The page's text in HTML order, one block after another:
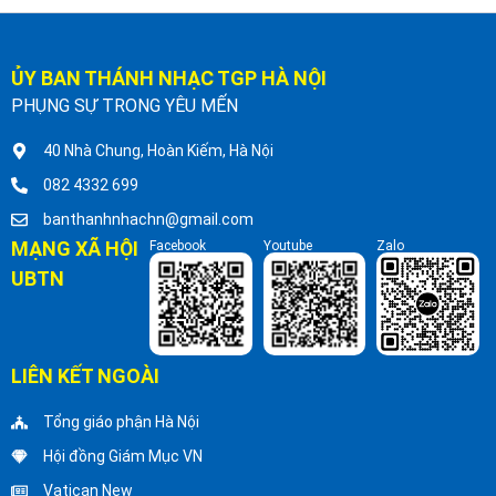
ỦY BAN THÁNH NHẠC TGP HÀ NỘI
PHỤNG SỰ TRONG YÊU MẾN
40 Nhà Chung, Hoàn Kiếm, Hà Nội
082 4332 699
banthanhnhachn@gmail.com
MẠNG XÃ HỘI
UBTN
Facebook Youtube Zalo
LIÊN KẾT NGOÀI
Tổng giáo phận Hà Nội
Hội đồng Giám Mục VN
Vatican New